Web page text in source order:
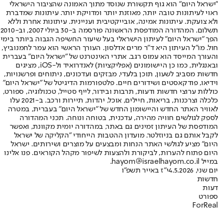
"ישראל היום" הוא גוף תקשורת שנוסד מתוך האמונה שהציבור הישראלי
ראוי לעיתונות טובה יותר, מאוזנת יותר ומדויקת יותר. עיתונות שמדברת
ולא צועקת. עיתונות אמינה, אובייקטיבית ועניינית. עיתונות אחרת וללא
תשלום. המהדורה המודפסת הראשונה פורסמה ב-30 ביולי 2007, וב-2010
הפך "ישראל היום" לעיתון הישראלי בעל שיעור החשיפה הגבוה ביותר בימי
חול. מו"ל העיתון היא ד"ר מרים אדלסון. העורך הראשי הוא עמר לחמנוביץ,
והעורך המייסד הוא עמוס רגב. אתרי האינטרנט של "ישראל היום" בעברית
ובאנגלית, כמו כן היישומונים (אפליקציות) לאנדרואיד ול-iOS, מציגים
חדשות מסביב לשעון, תוכן בלעדי, מבזקים ועדכונים, ניתוחים ופרשנויות,
וידיאו, פודקאסטים ושידורים חיים. פלטפורמות הדיגיטל של "ישראל היום"
כוללות ערוצי חדשות ודעות, תרבות ובידור, לייף סטייל, טכנולוגיה, ספורט,
כלכלה וצרכנות, בריאות, חיילים, אוכל, יהדות, תיירות ורכב. ב-2021 עלו
לאוויר האתר החדש והיישומון החדש של "ישראל היום" בעברית, במטרה
לספק לגולשים חוויה מהירה, עדכנית, בטוחה ונוחה. תכני המהדורה
המודפסת של העיתון זמינים גם באתר, במהדורה יומית מקוונת, ואפשר
לקבל אותם גם בניוזלטר. מועדון ההטבות הייחודי "הקליקה של ישראל
היום" מציע לגולשי האתר הנחות ומבצעים על מוצרים ושירותים. ישראל
היום פתוח להערות, לביקורת ולהצעות לשיפור מקהל הקוראים. פנו אלינו
במייל hayom@israelhayom.co.il.
יום שני, 4.5.2026
י"ז באייר תשפ"ו
חדשות
דעות
ספורט
ForReal